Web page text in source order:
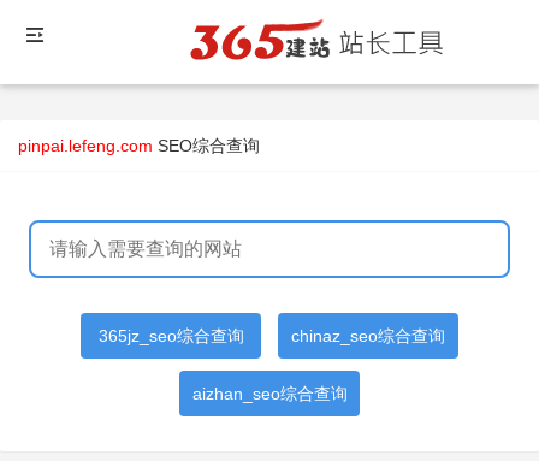
pinpai.lefeng.com SEO综合查询
365jz_seo综合查询 chinaz_seo综合查询
aizhan_seo综合查询